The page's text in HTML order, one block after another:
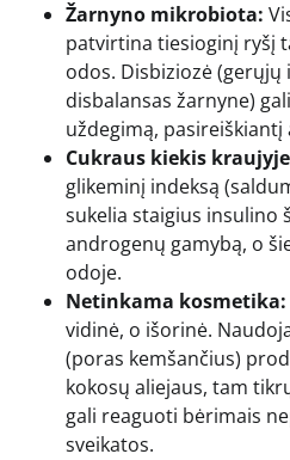
Žarnyno mikrobiota:
patvirtina tiesioginį ryšį
odos. Disbiziozė
disbalansas žarnyne)
uždegimą,
Cukraus kiekis
glikeminį indeksą
sukelia staigius insulino
androgenų gamybą, o
odoje.
Netinkama kosmetika:
vidinė, o išorinė.
(poras kemšančius)
kokosų aliejaus, tam
gali reaguoti bėrimais
sveikatos.